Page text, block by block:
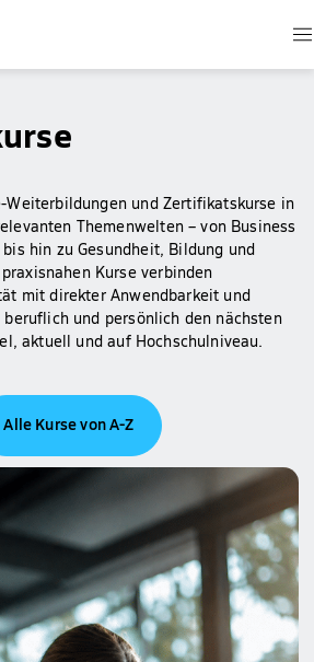
Weiterbildungen und Zertifikatskurse in
Themenwelten – von Business
hin zu Gesundheit, Bildung und
Kurse verbinden
mit direkter Anwendbarkeit und
und persönlich den nächsten
aktuell und auf Hochschulniveau.
Alle Kurse von A-Z